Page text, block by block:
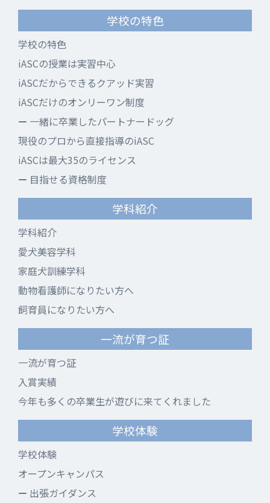
学校の特色
学校の特色
iASCの授業は実習中心
iASCだからできるクアッド実習
iASCだけのオンリーワン制度
一緒に卒業したパートナードッグ
現役のプロから直接指導のiASC
iASCは最大35のライセンス
目指せる資格制度
学科紹介
学科紹介
愛犬美容学科
家庭犬訓練学科
動物看護師になりたい方へ
飼育員になりたい方へ
一流が育つ証
一流が育つ証
入賞実績
今年も多くの卒業生が遊びに来てくれました
学校体験
学校体験
オープンキャンパス
出張ガイダンス